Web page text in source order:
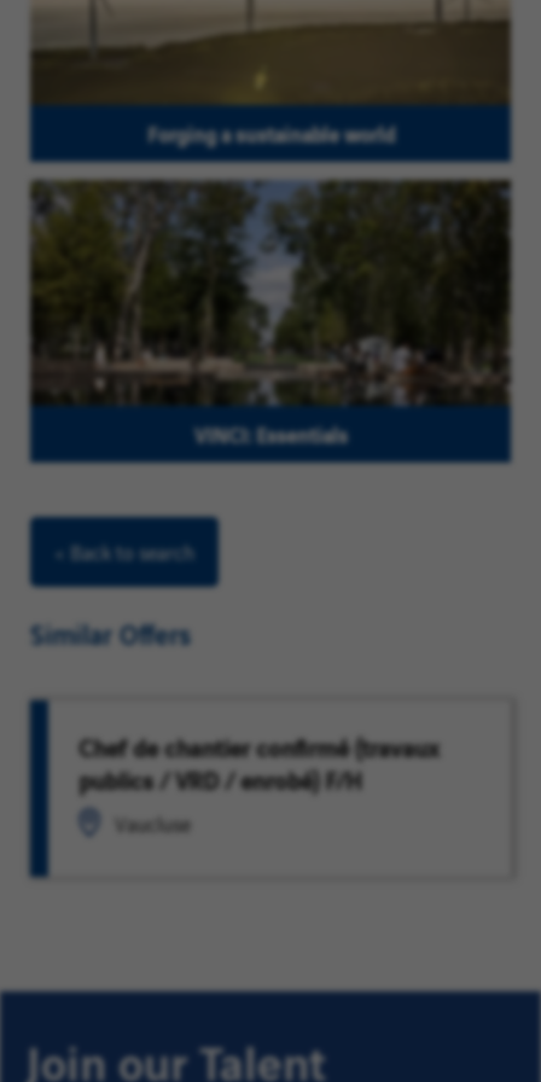
Forging a sustainable world
VINCI: Essentials
< Back to search
Similar Offers
Chef de chantier confirmé (travaux
publics / VRD / enrobé) F/H
Vaucluse
Join our Talent